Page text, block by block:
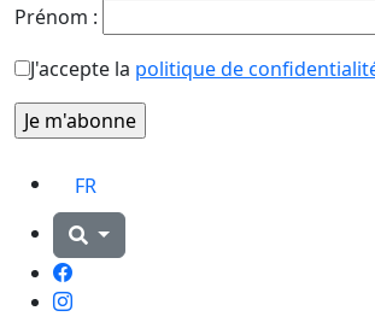
Prénom :
J'accepte la politique de
FR
Facebook
Instagram